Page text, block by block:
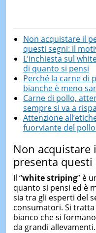
Non acquistare il
questi segni: il
L’inchiesta sul
di quanto si pensi
Perché la carne di
bianche è meno
Carne di pollo,
sempre si va a
Attenzione
fuorviante del
Non acquistare
presenta
Il “white striping” è
quanto si pensi ed è
sia tra gli esperti del
consumatori. Si
bianco che si
da grandi allevamenti.